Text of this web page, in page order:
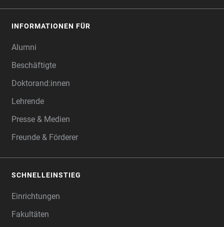
INFORMATIONEN FÜR
Alumni
Beschäftigte
Doktorand:innen
Lehrende
Presse & Medien
Freunde & Förderer
SCHNELLEINSTIEG
Einrichtungen
Fakultäten